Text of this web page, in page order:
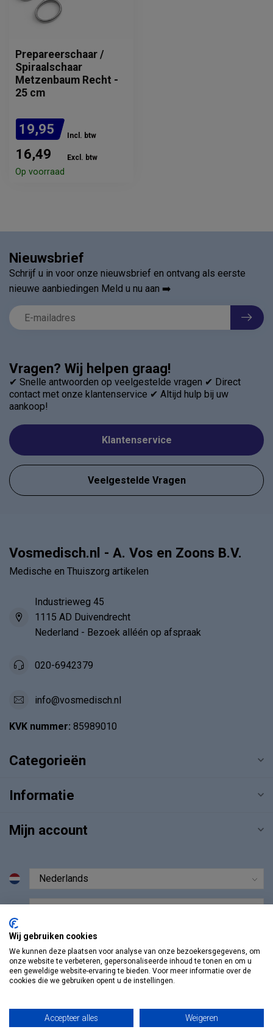
Prepareerschaar /
Spiraalschaar
Metzenbaum Recht -
25 cm
19,95 Incl. btw
16,49 Excl. btw
Op voorraad
Vragen? Wij helpen graag!
✔ Snelle antwoorden op veelgestelde vragen ✔ Direct
contact met onze klantenservice ✔ Altijd hulp bij uw
aankoop!
Klantenservice
Veelgestelde Vragen
Nieuwsbrief
Schrijf u in voor onze nieuwsbrief en ontvang als eerste
nieuwe aanbiedingen Meld u nu aan ➡️
Vosmedisch.nl - A. Vos en Zoons B.V.
Medische en Thuiszorg artikelen
Industrieweg 45
1115 AD Duivendrecht
Nederland - Bezoek alléén op afspraak
020-6942379
info@vosmedisch.nl
KVK nummer: 85989010
Categorieën
Informatie
Mijn account
Wij gebruiken cookies
We kunnen deze plaatsen voor analyse van onze bezoekersgegevens, om
onze website te verbeteren, gepersonaliseerde inhoud te tonen en om u
een geweldige website-ervaring te bieden. Voor meer informatie over de
cookies die we gebruiken opent u de instellingen.
Accepteer alles Weigeren